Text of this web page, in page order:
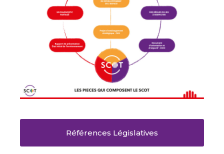
Références Législatives